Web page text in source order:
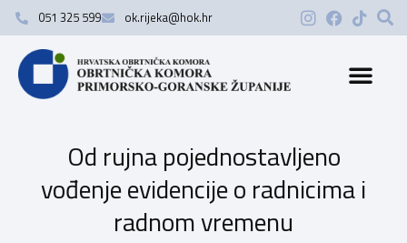
051 325 599 ok.rijeka@hok.hr
Od rujna pojednostavljeno
vođenje evidencije o radnicima i
radnom vremenu